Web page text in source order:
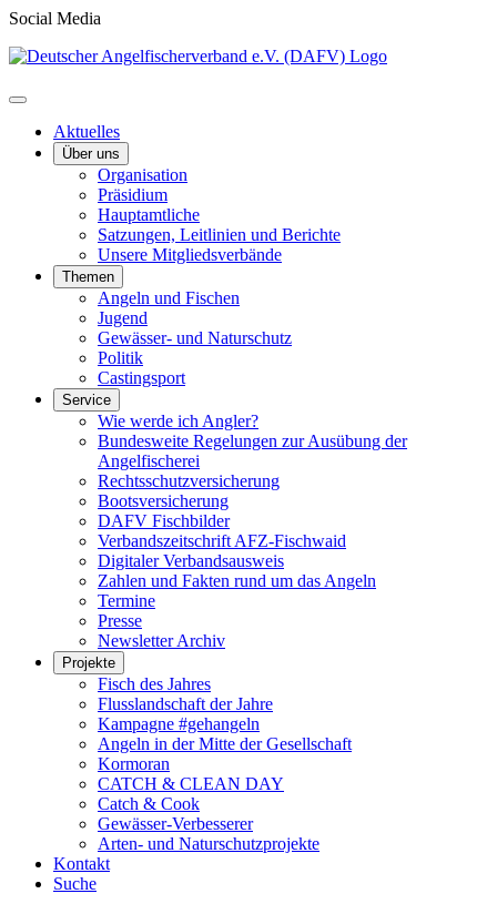
Social Media
Aktuelles
Über uns
Organisation
Präsidium
Hauptamtliche
Satzungen, Leitlinien und Berichte
Unsere Mitgliedsverbände
Themen
Angeln und Fischen
Jugend
Gewässer- und Naturschutz
Politik
Castingsport
Service
Wie werde ich Angler?
Bundesweite Regelungen zur Ausübung der
Angelfischerei
Rechtsschutzversicherung
Bootsversicherung
DAFV Fischbilder
Verbandszeitschrift AFZ-Fischwaid
Digitaler Verbandsausweis
Zahlen und Fakten rund um das Angeln
Termine
Presse
Newsletter Archiv
Projekte
Fisch des Jahres
Flusslandschaft der Jahre
Kampagne #gehangeln
Angeln in der Mitte der Gesellschaft
Kormoran
CATCH & CLEAN DAY
Catch & Cook
Gewässer-Verbesserer
Arten- und Naturschutzprojekte
Kontakt
Suche